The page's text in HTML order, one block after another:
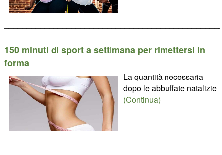
150 minuti di sport a settimana per rimettersi in
forma
La quantità necessaria
dopo le abbuffate natalizie
(Continua)